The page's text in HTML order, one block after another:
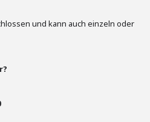
und kann auch einzeln oder